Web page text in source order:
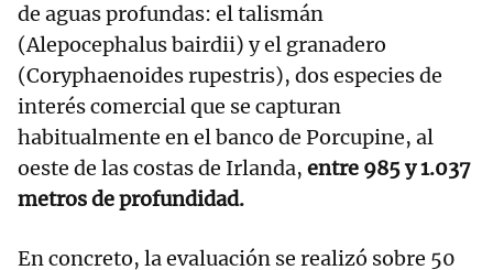
de aguas profundas: el talismán
(Alepocephalus bairdii) y el granadero
(Coryphaenoides rupestris), dos especies de
interés comercial que se capturan
habitualmente en el banco de Porcupine, al
oeste de las costas de Irlanda, entre 985 y 1.037
metros de profundidad.
En concreto, la evaluación se realizó sobre 50